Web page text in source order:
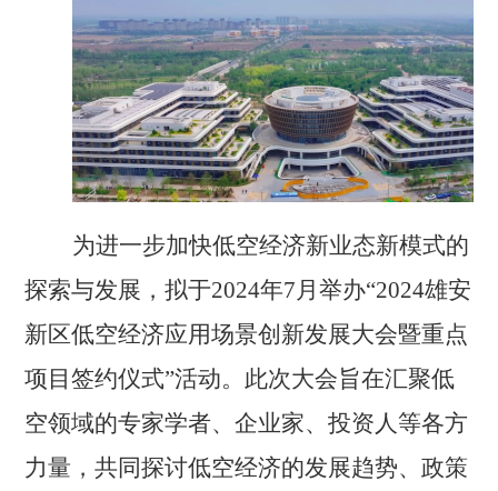
为进一步加快低空经济新业态新模式的
探索与发展 ，拟于2024年7月举办“2024雄安
新区低空经济应用场景创新发展大会暨重点
项目签约仪式”活动。 此次大会旨在汇聚低
空领域的专家学者、企业家、投资人等各方
力量，共同探讨低空经济的发展趋势、政策